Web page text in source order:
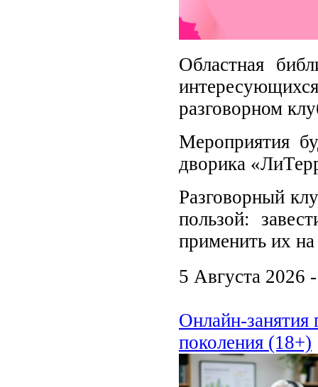
Областная
разговорном
Мероприятия
дворика
Разговорный
пользой:
применить их на
5 Августа 2026
Онлайн-занятия
поколения (18+)